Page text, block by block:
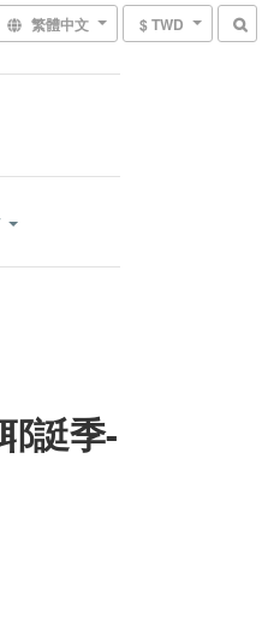
繁體中文 $ TWD
誔季-